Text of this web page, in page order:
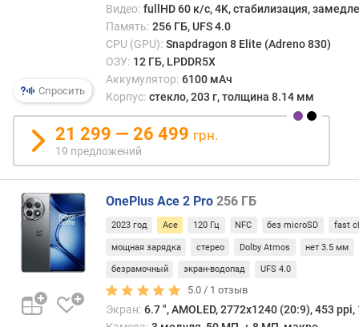
е
с
л
е
й
/
п
у
Спросить
Видео: fullHD 60 к/с, 4K, стабилизация,
Память: 256 ГБ, UFS 4.0
CPU (GPU): Snapdragon 8 Elite (Adreno 830)
ОЗУ: 12 ГБ, LPDDR5X
Аккумулятор: 6100 мАч
Корпус: стекло, 203 г, толщина 8.14 мм
21 299 — 26 499 грн.
19 предложений
OnePlus Ace 2 Pro 256 ГБ
2023 год Ace 120 Гц NFC без microSD fast
мощная зарядка стерео Dolby Atmos нет 3.5 мм
безрамочный экран-водопад UFS 4.0
5.0 / 1 отзыв
Экран: 6.7 ", AMOLED, 2772х1240 (20:9), 453 ppi,